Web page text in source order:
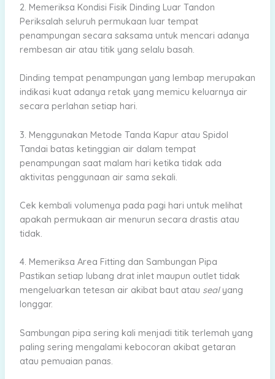
2. Memeriksa Kondisi Fisik Dinding Luar Tandon
Periksalah seluruh permukaan luar tempat
penampungan secara saksama untuk mencari adanya
rembesan air atau titik yang selalu basah.
Dinding tempat penampungan yang lembap merupakan
indikasi kuat adanya retak yang memicu keluarnya air
secara perlahan setiap hari.
3. Menggunakan Metode Tanda Kapur atau Spidol
Tandai batas ketinggian air dalam tempat
penampungan saat malam hari ketika tidak ada
aktivitas penggunaan air sama sekali.
Cek kembali volumenya pada pagi hari untuk melihat
apakah permukaan air menurun secara drastis atau
tidak.
4. Memeriksa Area Fitting dan Sambungan Pipa
Pastikan setiap lubang drat inlet maupun outlet tidak
mengeluarkan tetesan air akibat baut atau sealyang
longgar.
Sambungan pipa sering kali menjadi titik terlemah yang
paling sering mengalami kebocoran akibat getaran
atau pemuaian panas.